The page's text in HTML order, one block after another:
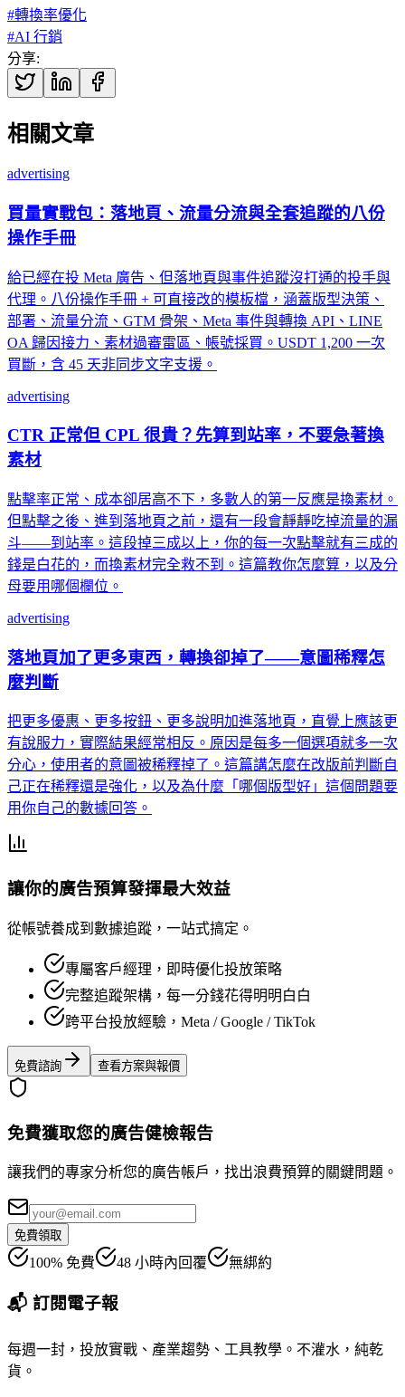
#轉換率優化
#AI 行銷
分享:
相關文章
advertising
買量實戰包：落地頁、流量分流與全套追蹤的八份
操作手冊
給已經在投 Meta 廣告、但落地頁與事件追蹤沒打通的投手與
代理。八份操作手冊 + 可直接改的模板檔，涵蓋版型決策、
部署、流量分流、GTM 骨架、Meta 事件與轉換 API、LINE
OA 歸因接力、素材過審雷區、帳號採買。USDT 1,200 一次
買斷，含 45 天非同步文字支援。
advertising
CTR 正常但 CPL 很貴？先算到站率，不要急著換
素材
點擊率正常、成本卻居高不下，多數人的第一反應是換素材。
但點擊之後、進到落地頁之前，還有一段會靜靜吃掉流量的漏
斗——到站率。這段掉三成以上，你的每一次點擊就有三成的
錢是白花的，而換素材完全救不到。這篇教你怎麼算，以及分
母要用哪個欄位。
advertising
落地頁加了更多東西，轉換卻掉了——意圖稀釋怎
麼判斷
把更多優惠、更多按鈕、更多說明加進落地頁，直覺上應該更
有說服力，實際結果經常相反。原因是每多一個選項就多一次
分心，使用者的意圖被稀釋掉了。這篇講怎麼在改版前判斷自
己正在稀釋還是強化，以及為什麼「哪個版型好」這個問題要
用你自己的數據回答。
讓你的廣告預算發揮最大效益
從帳號養成到數據追蹤，一站式搞定。
專屬客戶經理，即時優化投放策略
完整追蹤架構，每一分錢花得明明白白
跨平台投放經驗，Meta / Google / TikTok
免費諮詢 查看方案與報價
免費獲取您的廣告健檢報告
讓我們的專家分析您的廣告帳戶，找出浪費預算的關鍵問題。
免費領取
100% 免費 48 小時內回覆 無綁約
📬 訂閱電子報
每週一封，投放實戰、產業趨勢、工具教學。不灌水，純乾
貨。